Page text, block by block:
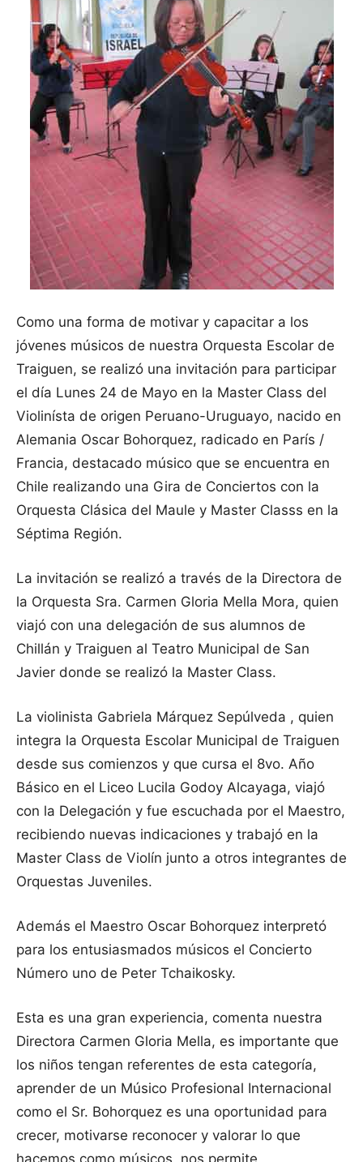
Como una forma de motivar y capacitar a los
jóvenes músicos de nuestra Orquesta Escolar de
Traiguen, se realizó una invitación para participar
el día Lunes 24 de Mayo en la Master Class del
Violinísta de origen Peruano-Uruguayo, nacido en
Alemania Oscar Bohorquez, radicado en París /
Francia, destacado músico que se encuentra en
Chile realizando una Gira de Conciertos con la
Orquesta Clásica del Maule y Master Classs en la
Séptima Región.
La invitación se realizó a través de la Directora de
la Orquesta Sra. Carmen Gloria Mella Mora, quien
viajó con una delegación de sus alumnos de
Chillán y Traiguen al Teatro Municipal de San
Javier donde se realizó la Master Class.
La violinista Gabriela Márquez Sepúlveda , quien
integra la Orquesta Escolar Municipal de Traiguen
desde sus comienzos y que cursa el 8vo. Año
Básico en el Liceo Lucila Godoy Alcayaga, viajó
con la Delegación y fue escuchada por el Maestro,
recibiendo nuevas indicaciones y trabajó en la
Master Class de Violín junto a otros integrantes de
Orquestas Juveniles.
Además el Maestro Oscar Bohorquez interpretó
para los entusiasmados músicos el Concierto
Número uno de Peter Tchaikosky.
Esta es una gran experiencia, comenta nuestra
Directora Carmen Gloria Mella, es importante que
los niños tengan referentes de esta categoría,
aprender de un Músico Profesional Internacional
como el Sr. Bohorquez es una oportunidad para
crecer, motivarse reconocer y valorar lo que